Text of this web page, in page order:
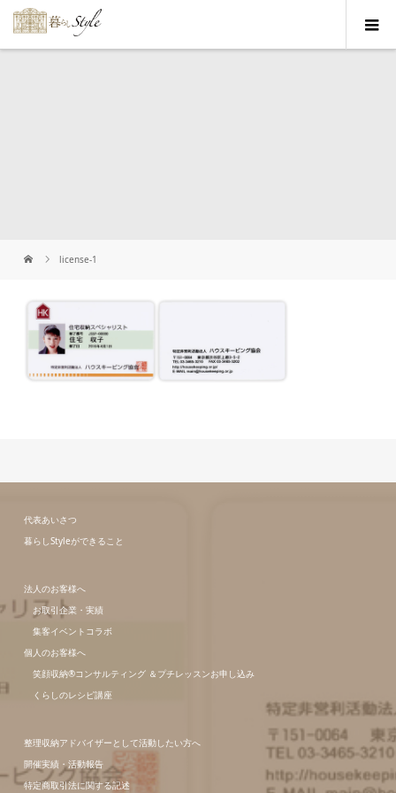
license-1
代表あいさつ
暮らしStyleができること
法人のお客様へ
お取引企業・実績
集客イベントコラボ
個人のお客様へ
笑顔収納®コンサルティング ＆プチレッスンお申し込み
くらしのレシピ講座
整理収納アドバイザーとして活動したい方へ
開催実績・活動報告
特定商取引法に関する記述